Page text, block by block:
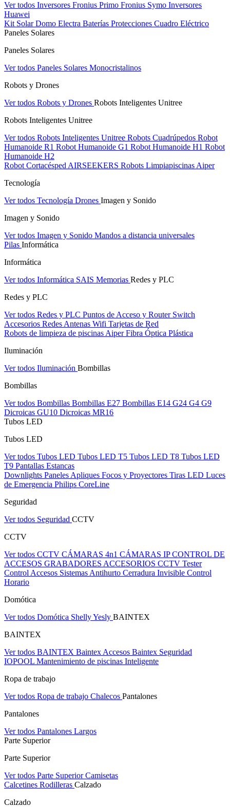
Ver todos Inversores Fronius Primo Fronius Symo Inversores
Huawei
Kit Solar Domo Electra Baterías Protecciones Cuadro Eléctrico
Paneles Solares
Paneles Solares
Ver todos Paneles Solares Monocristalinos
Robots y Drones
Ver todos Robots y Drones Robots Inteligentes Unitree
Robots Inteligentes Unitree
Ver todos Robots Inteligentes Unitree Robots Cuadrúpedos Robot
Humanoide R1 Robot Humanoide G1 Robot Humanoide H1 Robot
Humanoide H2
Robot Cortacésped AIRSEEKERS Robots Limpiapiscinas Aiper
Tecnología
Ver todos Tecnología Drones Imagen y Sonido
Imagen y Sonido
Ver todos Imagen y Sonido Mandos a distancia universales
Pilas Informática
Informática
Ver todos Informática SAIS Memorias Redes y PLC
Redes y PLC
Ver todos Redes y PLC Puntos de Acceso y Router Switch
Accesorios Redes Antenas Wifi Tarjetas de Red
Robots de limpieza de piscinas AiperFibra Óptica Plástica
Iluminación
Ver todos Iluminación Bombillas
Bombillas
Ver todos Bombillas Bombillas E27 Bombillas E14 G24 G4 G9
Dicroicas GU10 Dicroicas MR16
Tubos LED
Tubos LED
Ver todos Tubos LED Tubos LED T5 Tubos LED T8 Tubos LED
T9 Pantallas Estancas
Downlights Paneles Apliques Focos y Proyectores Tiras LED Luces
de Emergencia Philips CoreLine
Seguridad
Ver todos Seguridad CCTV
CCTV
Ver todos CCTV CÁMARAS 4n1 CÁMARAS IPCONTROL DE
ACCESOS GRABADORES ACCESORIOS CCTV Tester
Control Accesos Sistemas Antihurto Cerradura Invisible Control
Horario
Domótica
Ver todos Domótica ShellyYesly BAINTEX
BAINTEX
Ver todos BAINTEX Baintex Accesos Baintex Seguridad
IOPOOL Mantenimiento de piscinas Inteligente
Ropa de trabajo
Ver todos Ropa de trabajo Chalecos Pantalones
Pantalones
Ver todos Pantalones Largos
Parte Superior
Parte Superior
Ver todos Parte SuperiorCamisetas
Calcetines Rodilleras Calzado
Calzado